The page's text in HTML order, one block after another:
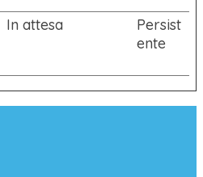
In attesa
Persist
ente